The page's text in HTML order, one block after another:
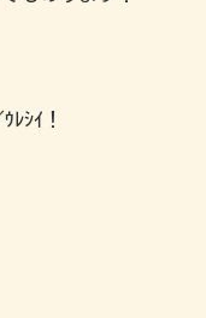
ｼｲ！